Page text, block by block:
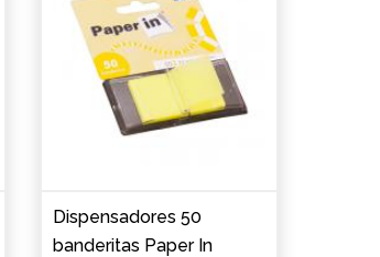
Dispensadores 50
banderitas Paper In